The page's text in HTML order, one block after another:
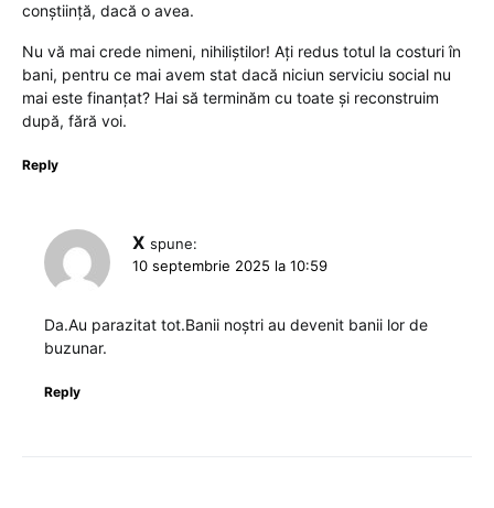
conștiință, dacă o avea.
Nu vă mai crede nimeni, nihiliștilor! Ați redus totul la costuri în
bani, pentru ce mai avem stat dacă niciun serviciu social nu
mai este finanțat? Hai să terminăm cu toate și reconstruim
după, fără voi.
Reply
X spune:
10 septembrie 2025 la 10:59
Da.Au parazitat tot.Banii noștri au devenit banii lor de
buzunar.
Reply